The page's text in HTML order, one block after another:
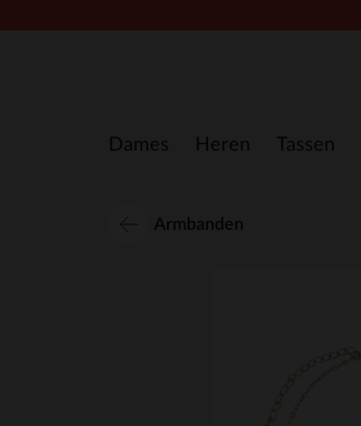
Dames Heren Tassen
Armbanden